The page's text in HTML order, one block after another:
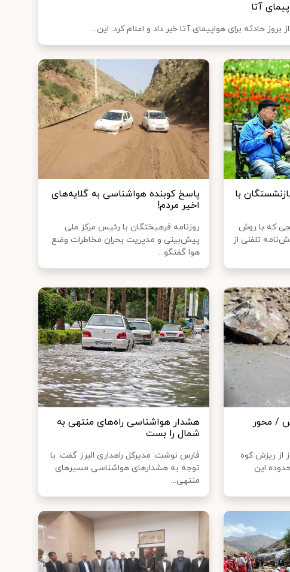
آتا
حادثه برای هواپیمای آتا خبر داد و اعلام کرد: این...
با
که با روش
تلفنی از
پاسخ کوبنده هواشناسی به گلایه‌های
اخیر مردم!
روزنامه فرهیختگان با رئیس مرکز ملی
پیش‌بینی و مدیریت بحران مخاطرات وضع
هوا گفتگو...
/ محور
از ریزش کوه
این
هشدار هواشناسی راه‌های منتهی به
شمال را بست
فارس نوشت: مدیرکل راهداری البرز گفت: با
توجه به هشدارهای هواشناسی مسیرهای
منتهی...